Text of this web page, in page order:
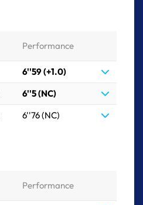
Performance
6''59 (+1.0)
6''5 (NC)
6''76 (NC)
Performance